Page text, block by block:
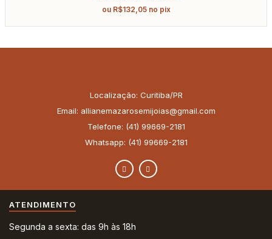
ou R$132,05 no pix
Localização: Curitiba/PR
Email: allianemazarosemijoias@gmail.com
Telefone: (41) 99669-2181
Whatsapp: (41) 99669-2181
ATENDIMENTO
Segunda a sexta: das 9h às 18h